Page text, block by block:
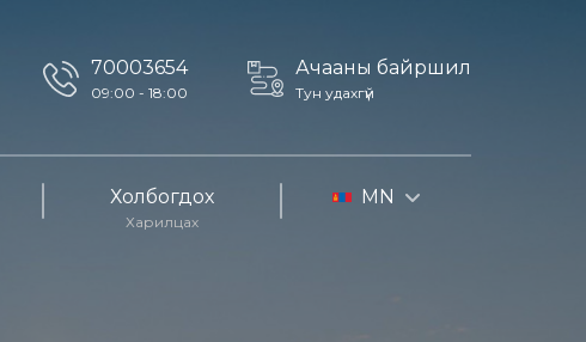
70003654
09:00 - 18:00
Ачааны байршил
Тун удахгүй
Холбогдох
Харилцах
MN